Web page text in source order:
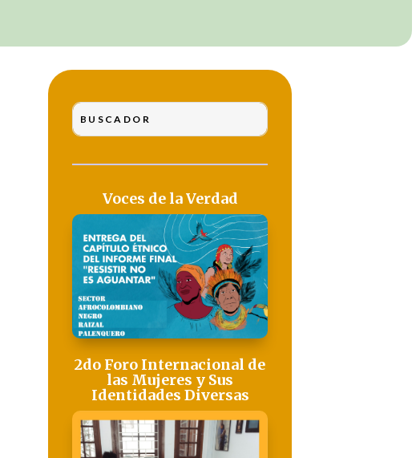
Voces de la Verdad
2do Foro Internacional de
las Mujeres y Sus
Identidades Diversas